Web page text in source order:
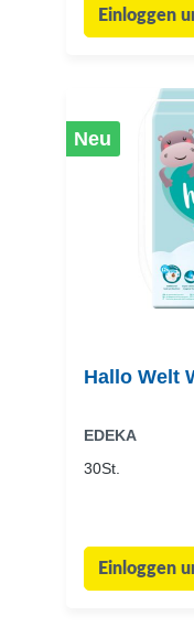
Einloggen
Neu
Hallo Welt
EDEKA
30St.
Einloggen